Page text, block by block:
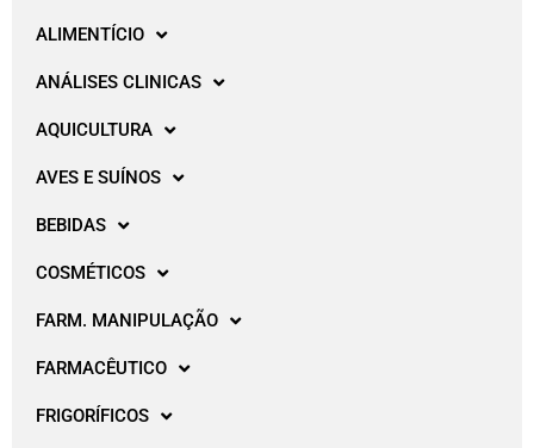
ALIMENTÍCIO
ANÁLISES CLINICAS
AQUICULTURA
AVES E SUÍNOS
BEBIDAS
COSMÉTICOS
FARM. MANIPULAÇÃO
FARMACÊUTICO
FRIGORÍFICOS